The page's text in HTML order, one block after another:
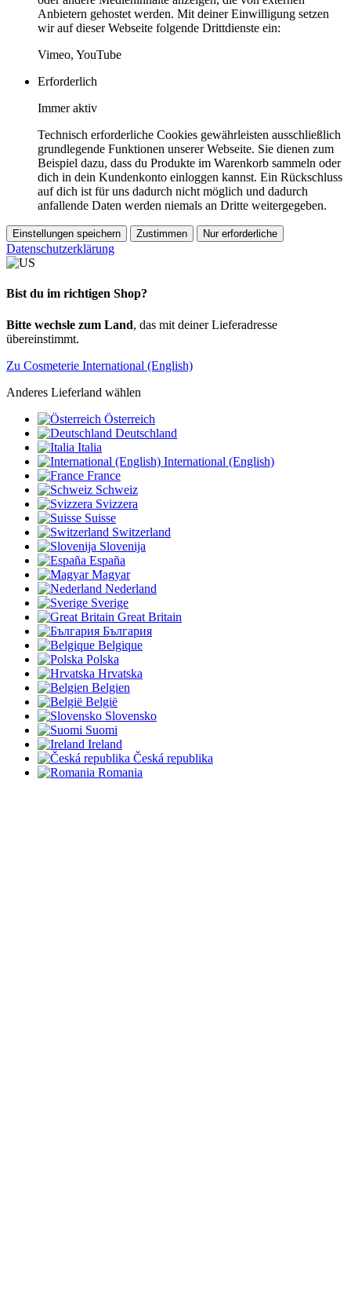
Anbietern gehostet werden. Mit deiner Einwilligung setzen
wir auf dieser Webseite folgende Drittdienste ein:
Vimeo, YouTube
Erforderlich
Immer aktiv
Technisch erforderliche Cookies gewährleisten ausschließlich
grundlegende Funktionen unserer Webseite. Sie dienen zum
Beispiel dazu, dass du Produkte im Warenkorb sammeln oder
dich in dein Kundenkonto einloggen kannst. Ein Rückschluss
auf dich ist für uns dadurch nicht möglich und dadurch
anfallende Daten werden niemals an Dritte weitergegeben.
Einstellungen speichern Zustimmen Nur erforderliche
Datenschutzerklärung
Bist du im richtigen Shop?
Bitte wechsle zum Land, das mit deiner Lieferadresse
übereinstimmt.
Zu Cosmeterie International (English)
Anderes Lieferland wählen
Österreich
Deutschland
Italia
International (English)
France
Schweiz
Svizzera
Suisse
Switzerland
Slovenija
España
Magyar
Nederland
Sverige
Great Britain
България
Belgique
Polska
Hrvatska
Belgien
België
Slovensko
Suomi
Ireland
Česká republika
Romania